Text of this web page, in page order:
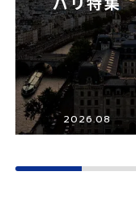
2026.08